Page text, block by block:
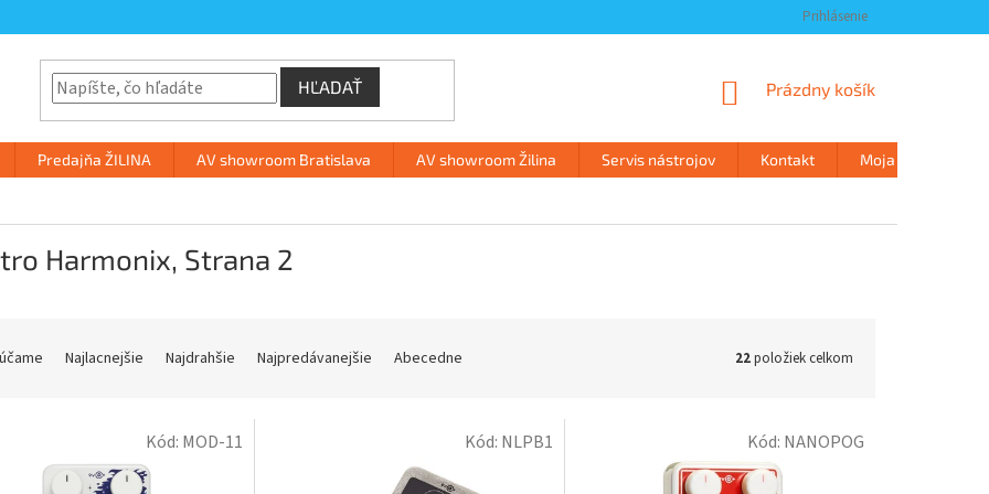
Prihlásenie
HĽADAŤ
NÁKUPNÝ
Prázdny košík
Predajňa ŽILINA AV showroom Bratislava AV showroom Žilina Servis nástrojov Kontakt Moja objednávka
Harmonix, Strana 2
Najlacnejšie Najdrahšie Najpredávanejšie Abecedne 22položiek celkom
Kód: MOD-11 Kód: NLPB1 Kód: NANOPOG